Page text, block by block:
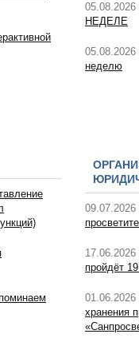
05.08.2026
НЕДЕЛЕ
05.08.2026
неделю
09.07.2026
17.06.2026
пройдёт
01.06.2026
хранения